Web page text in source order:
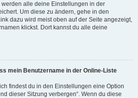
alle deine Einstellungen in der
Um diese zu ändern, gehe in den
dazu wird meist oben auf der Seite angezeigt,
klickst. Dort kannst du alle deine
mein Benutzername in der Online-Liste
findest du in den Einstellungen eine Option
dieser Sitzung verbergen“. Wenn du diese